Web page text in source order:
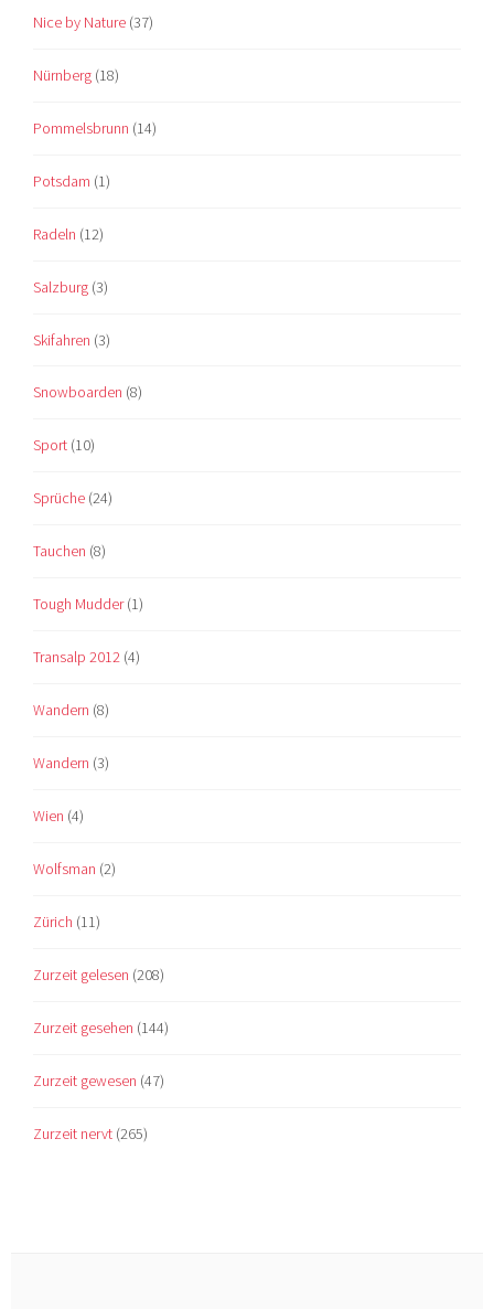
Nice by Nature (37)
Nürnberg (18)
Pommelsbrunn (14)
Potsdam (1)
Radeln (12)
Salzburg (3)
Skifahren (3)
Snowboarden (8)
Sport (10)
Sprüche (24)
Tauchen (8)
Tough Mudder(1)
Transalp 2012 (4)
Wandern (8)
Wandern (3)
Wien (4)
Wolfsman (2)
Zürich (11)
Zurzeit gelesen (208)
Zurzeit gesehen (144)
Zurzeit gewesen (47)
Zurzeit nervt (265)